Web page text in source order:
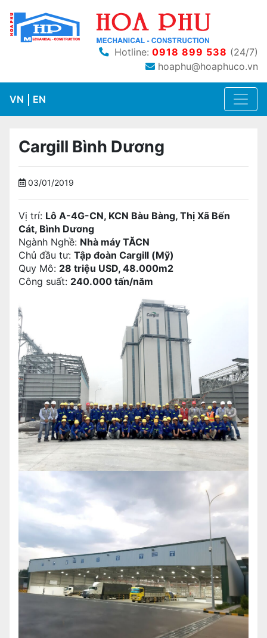
Hotline: 0918 899 538 (24/7)
hoaphu@hoaphuco.vn
VN EN
Cargill Bình Dương
03/01/2019
Vị trí: Lô A-4G-CN, KCN Bàu Bàng, Thị Xã Bến
Cát, Bình Dương
Ngành Nghề: Nhà máy TĂCN
Chủ đầu tư: Tập đoàn Cargill (Mỹ)
Quy Mô: 28 triệu USD, 48.000m2
Công suất: 240.000 tấn/năm